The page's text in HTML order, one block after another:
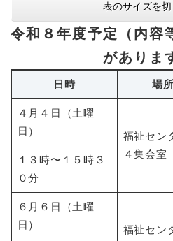
表のサイズを
令和８年度予定（内容
がありま
日時 場所
４月４日（土曜
日）
１３時〜１５時３
０分
福祉セン
４集会室
６月６日（土曜
日）
福祉セン